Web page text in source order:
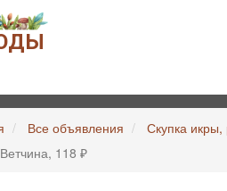
Все объявления
Скупка
118 ₽